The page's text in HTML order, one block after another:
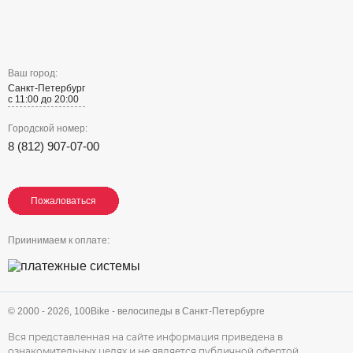
Ваш город:
Санкт-Петербург
с 11:00 до 20:00
Городской номер:
8 (812) 907-07-00
Пожаловаться
Пожаловаться
Пожаловаться
Приинимаем к оплате:
© 2000 - 2026, 100Bike - велосипеды в Санкт-Петербурге
Вся представленная на сайте информация приведена в